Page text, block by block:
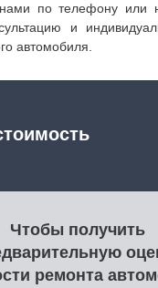
по телефону или
и
автомобиля.
Чтобы получить
ремонта